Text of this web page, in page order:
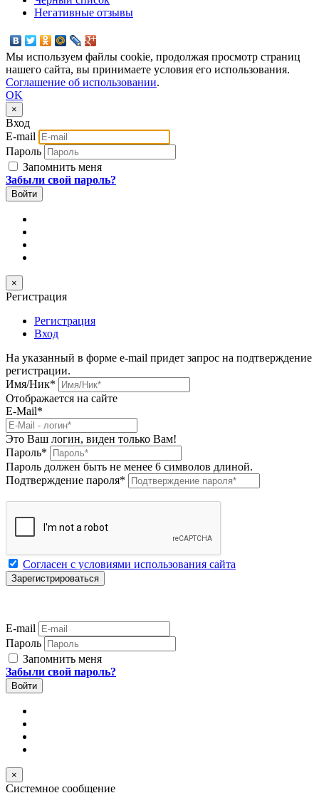
Негативные отзывы
Мы используем файлы cookie, продолжая просмотр страниц
нашего сайта, вы принимаете условия его использования.
Соглашение об использовании.
OK
×
Вход
E-mail
Пароль
Запомнить меня
Забыли свой пароль?
×
Регистрация
Регистрация
Вход
На указанный в форме e-mail придет запрос на подтверждение
регистрации.
Имя/Ник*
Отображается на сайте
E-Mail*
Это Ваш логин, виден только Вам!
Пароль*
Пароль должен быть не менее 6 символов длиной.
Подтверждение пароля*
Согласен с условиями использования сайта
E-mail
Пароль
Запомнить меня
Забыли свой пароль?
×
Системное сообщение